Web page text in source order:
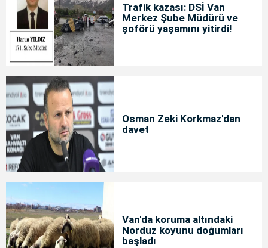
Trafik kazası: DSİ Van
Merkez Şube Müdürü ve
şoförü yaşamını yitirdi!
Osman Zeki Korkmaz'dan
davet
Van'da koruma altındaki
Norduz koyunu doğumları
başladı